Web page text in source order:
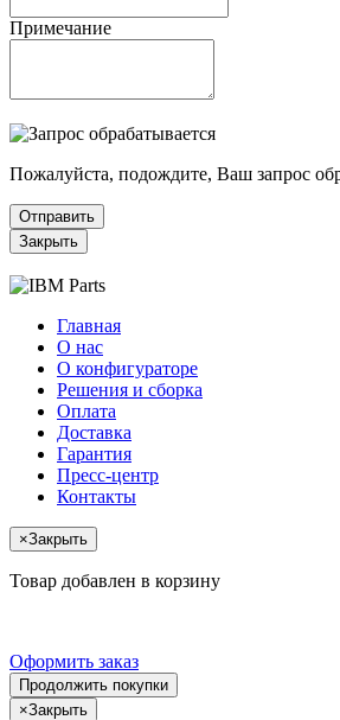
Примечание
Пожалуйста, подождите, Ваш запрос
Отправить
Закрыть
Главная
О нас
О конфигураторе
Решения и сборка
Оплата
Доставка
Гарантия
Пресс-центр
Контакты
×Закрыть
Товар добавлен в корзину
Оформить заказ
Продолжить покупки
×Закрыть